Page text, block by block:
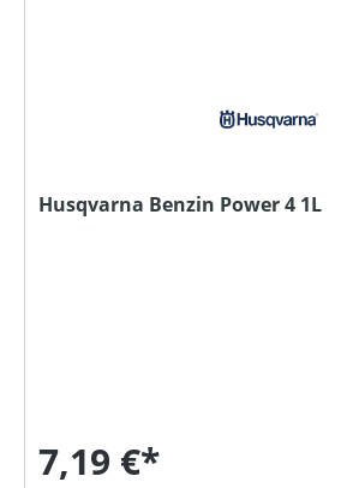
Husqvarna Benzin Power 4 1L
7,19 €*